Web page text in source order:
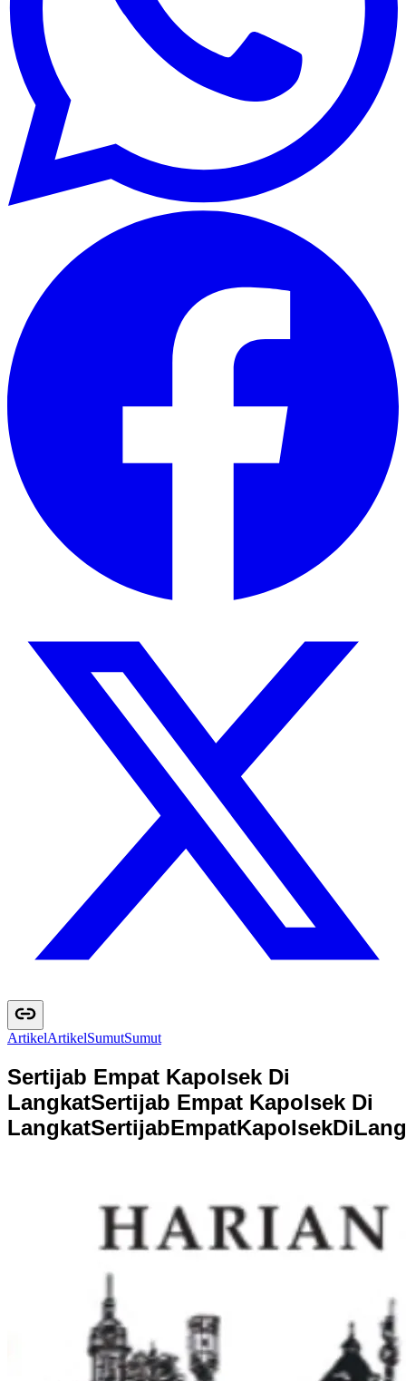
ArtikelArtikelSumutSumut
Sertijab Empat Kapolsek Di
LangkatSertijab Empat Kapolsek Di
LangkatSertijabEmpatKapolsekDiLang